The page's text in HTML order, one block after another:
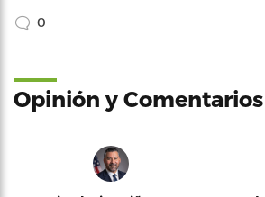
0
Opinión y Comentarios